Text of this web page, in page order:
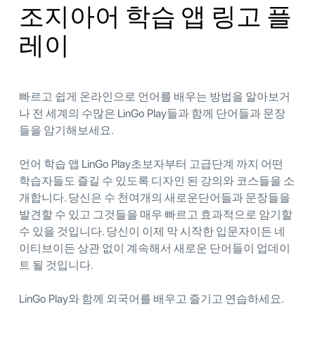
조지아어 학습 앱 링고 플
레이
빠르고 쉽게 온라인으로 언어를 배우는 방법을 알아보거
나 전 세계의 수많은 LinGo Play들과 함께 단어들과 문장
들을 암기해보세요.
언어 학습 앱 LinGo Play초보자부터 고급단계 까지 어떤
학습자들도 즐길 수 있도록 디자인 된 강의와 코스들을 소
개합니다. 당신은 수 천여개의 새로운단어들과 문장들을
발견할 수 있고 그것들을 매우 빠르고 효과적으로 암기할
수 있을 것입니다. 당신이 이제 막 시작한 입문자이든 네
이티브이든 상관 없이 계속해서 새로운 단어들이 업데이
트 될 것입니다.
LinGo Play와 함께 외국어를 배우고 즐기고 연습하세요.